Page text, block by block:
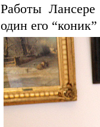
Работы
один его